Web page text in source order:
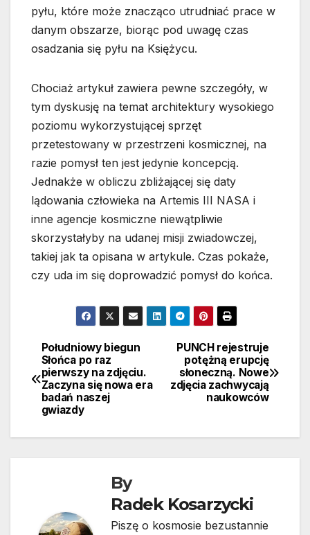
pyłu, które może znacząco utrudniać prace w
danym obszarze, biorąc pod uwagę czas
osadzania się pyłu na Księżycu.
Chociaż artykuł zawiera pewne szczegóły, w
tym dyskusję na temat architektury wysokiego
poziomu wykorzystującej sprzęt
przetestowany w przestrzeni kosmicznej, na
razie pomysł ten jest jedynie koncepcją.
Jednakże w obliczu zbliżającej się daty
lądowania człowieka na Artemis III NASA i
inne agencje kosmiczne niewątpliwie
skorzystałyby na udanej misji zwiadowczej,
takiej jak ta opisana w artykule. Czas pokaże,
czy uda im się doprowadzić pomysł do końca.
Nawigacja
wpisu
PUNCH rejestruje
potężną erupcję
słoneczną. Nowe
zdjęcia zachwycają
naukowców
Południowy biegun
Słońca po raz
pierwszy na zdjęciu.
Zaczyna się nowa era
badań naszej
gwiazdy
By
Radek Kosarzycki
Piszę o kosmosie bezustannie